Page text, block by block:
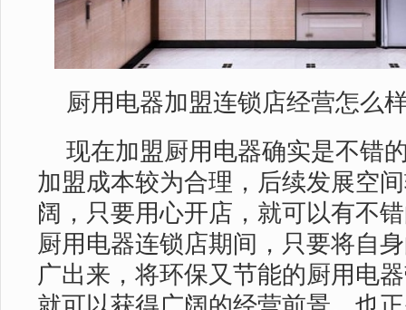
厨用电器加盟连锁店经营怎么
现在加盟厨用电器确实是不错
加盟成本较为合理，后续发展空
阔，只要用心开店，就可以有不
厨用电器连锁店期间，只要将自
广出来，将环保又节能的厨用电